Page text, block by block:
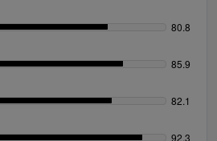
80.8
85.9
82.1
92.3